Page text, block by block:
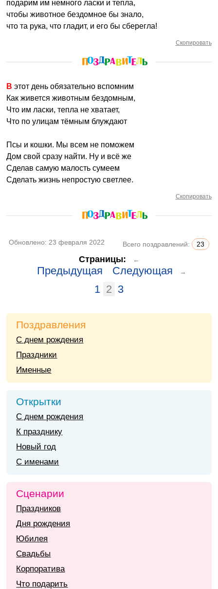
подарим им немного ласки и тепла,
чтобы животное бездомное бы знало,
что та рука, что гладит, и его бы сберегла!
Скопировать
В этот день обязательно вспомним
Как живется животным бездомным,
Что им ласки, тепла не хватает,
Что по улицам тёмным блуждают
Псы и кошки. Мы всем не поможем
Дом свой сразу найти. Ну и всё же
Сделав самую малость сумеем
Сделать жизнь непростую светлее.
Скопировать
Обновлено: 23 февраля 2022 Всего поздравлений: 23
Страницы: ←
Предыдущая Следующая →
1 2 3
Поздравления
С днем рождения
Праздники
Именные
Открытки
С днем рождения
К празднику
Новый год
С именами
Сценарии
Праздников
Дня рождения
Юбилея
Свадьбы
Корпоратива
Что подарить